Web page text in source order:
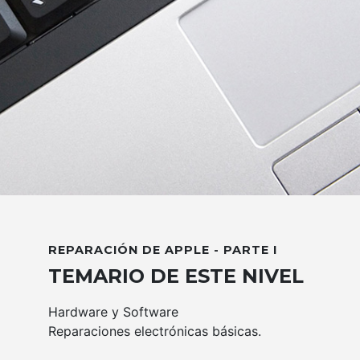
REPARACIÓN DE APPLE - PARTE I
TEMARIO DE ESTE NIVEL
Hardware y Software
Reparaciones electrónicas básicas.